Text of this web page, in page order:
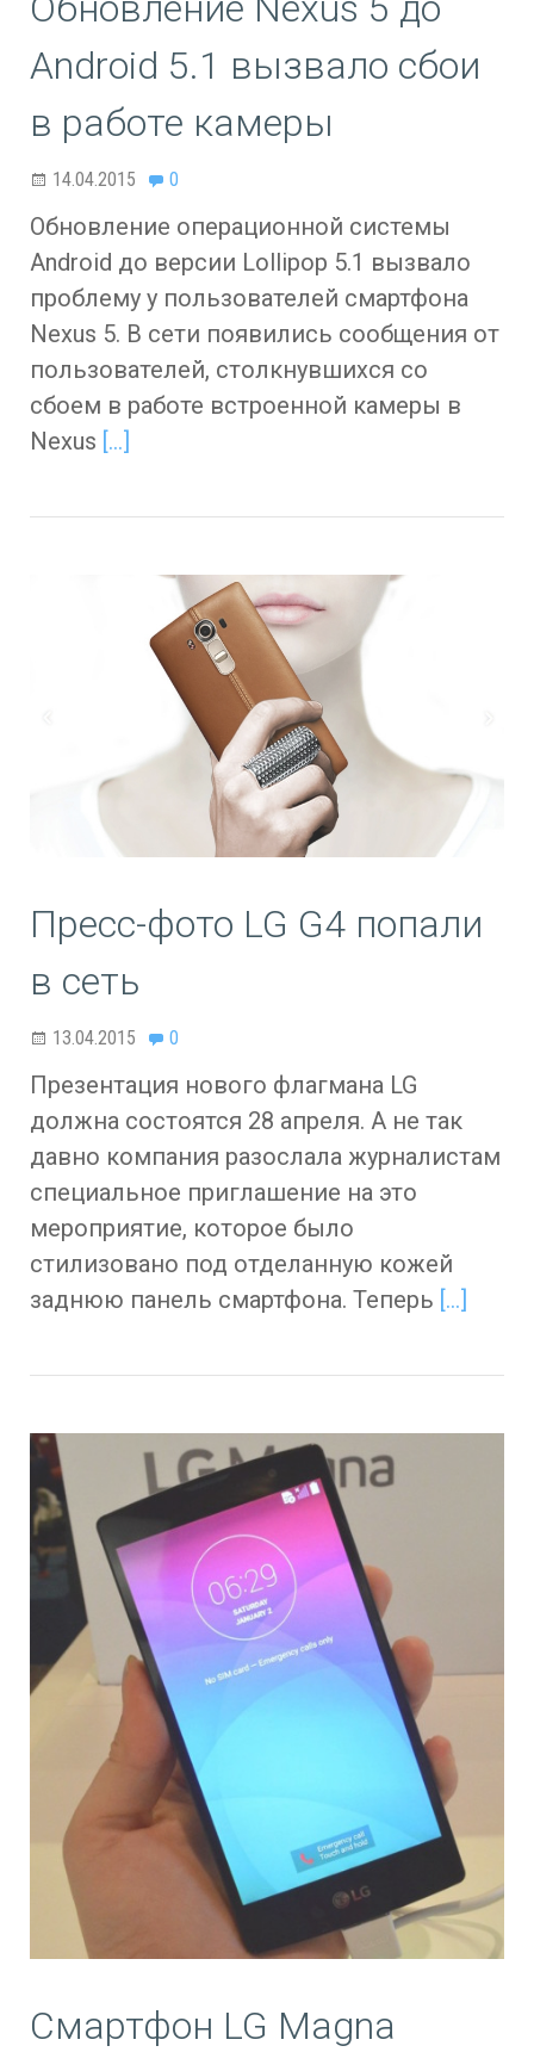
Android 5.1 вызвало сбои
в работе камеры
14.04.2015 0
Обновление операционной системы
Android до версии Lollipop 5.1 вызвало
проблему у пользователей смартфона
Nexus 5. В сети появились сообщения от
пользователей, столкнувшихся со
сбоем в работе встроенной камеры в
Nexus […]
Пресс-фото LG G4 попали
в сеть
13.04.2015 0
Презентация нового флагмана LG
должна состоятся 28 апреля. А не так
давно компания разослала журналистам
специальное приглашение на это
мероприятие, которое было
стилизовано под отделанную кожей
заднюю панель смартфона. Теперь […]
Смартфон LG Magna